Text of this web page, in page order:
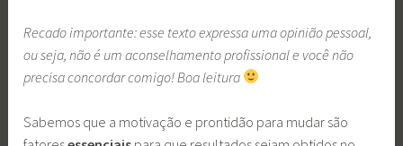
Recado importante: esse texto expressa uma opinião pessoal,
ou seja, não é um aconselhamento profissional e você não
precisa concordar comigo! Boa leitura
Sabemos que a motivação e prontidão para mudar são